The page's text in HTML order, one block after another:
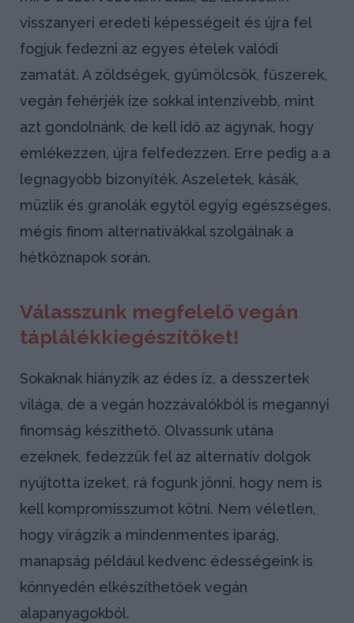
visszanyeri eredeti képességeit és újra fel
fogjuk fedezni az egyes ételek valódi
zamatát. A zöldségek, gyümölcsök, fűszerek,
vegán fehérjék íze sokkal intenzívebb, mint
azt gondolnánk, de kell idő az agynak, hogy
emlékezzen, újra felfedezzen. Erre pedig a a
legnagyobb bizonyíték. Aszeletek, kásák,
müzlik és granolák egytől egyig egészséges,
mégis finom alternatívákkal szolgálnak a
hétköznapok során.
Válasszunk megfelelő vegán
táplálékkiegészítőket!
Sokaknak hiányzik az édes íz, a desszertek
világa, de a vegán hozzávalókból is megannyi
finomság készíthető. Olvassunk utána
ezeknek, fedezzük fel az alternatív dolgok
nyújtotta ízeket, rá fogunk jönni, hogy nem is
kell kompromisszumot kötni. Nem véletlen,
hogy virágzik a mindenmentes iparág,
manapság például kedvenc édességeink is
könnyedén elkészíthetőek vegán
alapanyagokból.